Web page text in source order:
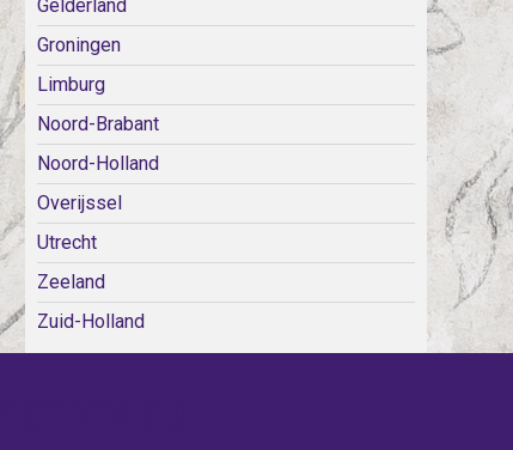
Gelderland
Groningen
Limburg
Noord-Brabant
Noord-Holland
Overijssel
Utrecht
Zeeland
Zuid-Holland